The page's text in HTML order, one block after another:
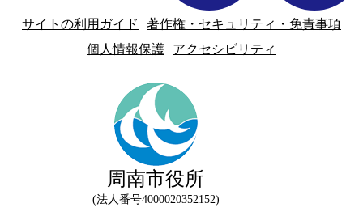
サイトの利用ガイド
著作権・セキュリティ・免責事項
個人情報保護
アクセシビリティ
周南市役所
法人番号4000020352152